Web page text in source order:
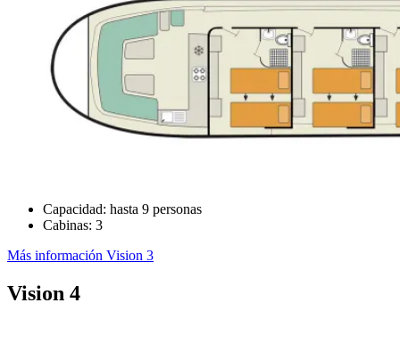
Capacidad: hasta 9 personas
Cabinas: 3
Más información Vision 3
Vision 4